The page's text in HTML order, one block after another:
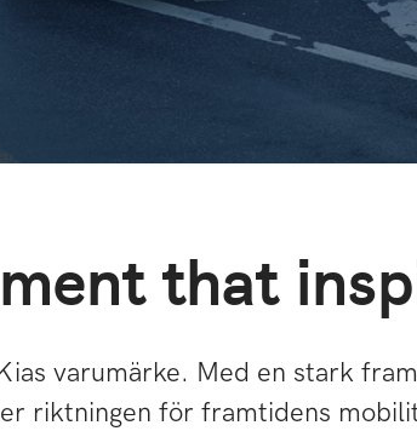
that
varumärke. Med en stark
riktningen för framtidens